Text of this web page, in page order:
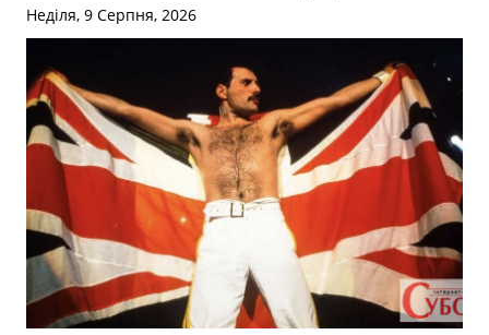
Неділя, 9 Серпня, 2026